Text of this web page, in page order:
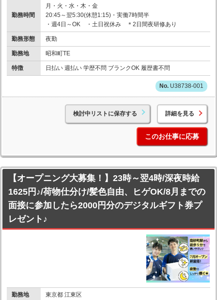
勤務時間
月・火・水・木・金
20:45～翌5:30(休憩1:15)・実働7時間半
・週4日～OK ・土日祝休み ＊2日間夜研修あり
勤務形態 夜勤
勤務地 昭和町TE
特徴 日払い 週払い 学歴不問 ブランクOK 履歴書不問
U38738-001
検討中リストに保存する 詳細を見る
このお仕事に応募
【オープニング大募集！】23時～翌4時/深夜時給
1625円♪/荷物仕分け/髪色自由、ヒゲOK/8月までの
面接に参加したら2000円分のデジタルギフト券プ
レゼント♪
勤務地 東京都 江東区